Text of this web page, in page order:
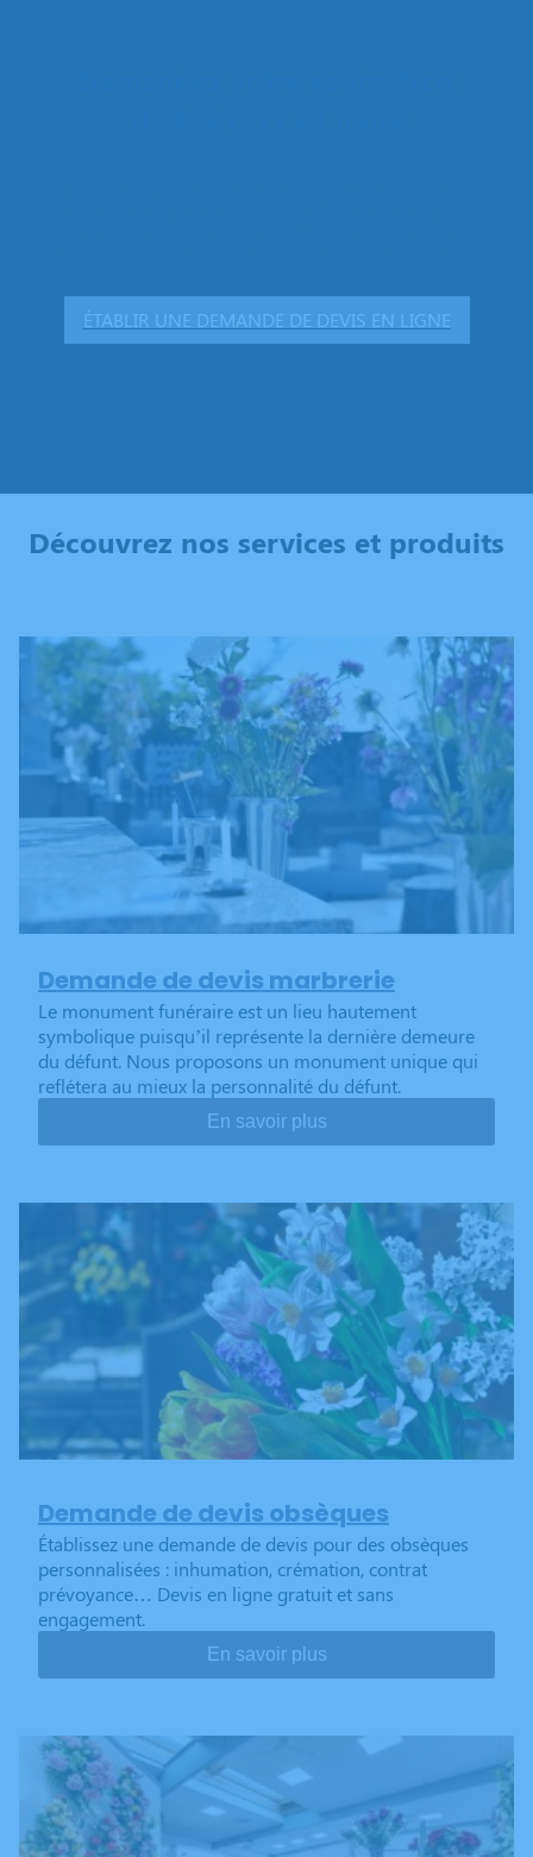
ÉTABLIR UNE DEMANDE DE DEVIS EN LIGNE
Découvrez nos services et produits
Demande de devis marbrerie
Le monument funéraire est un lieu hautement
symbolique puisqu’il représente la dernière demeure
du défunt. Nous proposons un monument unique qui
reflétera au mieux la personnalité du défunt.
En savoir plus
Demande de devis obsèques
Établissez une demande de devis pour des obsèques
personnalisées : inhumation, crémation, contrat
prévoyance… Devis en ligne gratuit et sans
engagement.
En savoir plus